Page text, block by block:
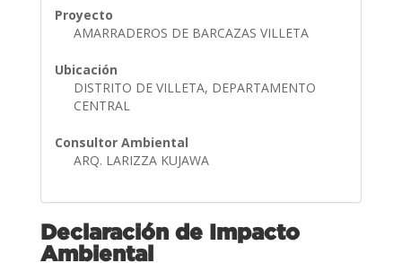
Proyecto
AMARRADEROS DE BARCAZAS VILLETA
Ubicación
DISTRITO DE VILLETA, DEPARTAMENTO
CENTRAL
Consultor Ambiental
ARQ. LARIZZA KUJAWA
Declaración de Impacto
Ambiental